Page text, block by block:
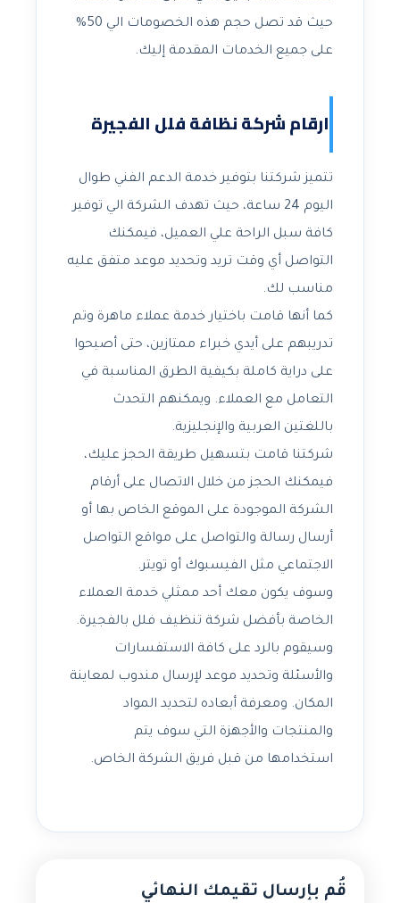
حيث قد تصل حجم هذه الخصومات الي 50%
على جميع الخدمات المقدمة إليك.
ارقام شركة نظافة فلل الفجيرة
تتميز شركتنا بتوفير خدمة الدعم الفني طوال
اليوم 24 ساعة، حيث تهدف الشركة الي توفير
كافة سبل الراحة علي العميل، فيمكنك
التواصل أي وقت تريد وتحديد موعد متفق عليه
مناسب لك.
كما أنها قامت باختيار خدمة عملاء ماهرة وتم
تدريبهم على أيدي خبراء ممتازين، حتى أصبحوا
على دراية كاملة بكيفية الطرق المناسبة في
التعامل مع العملاء. ويمكنهم التحدث
باللغتين العربية والإنجليزية.
شركتنا قامت بتسهيل طريقة الحجز عليك،
فيمكنك الحجز من خلال الاتصال على أرقام
الشركة الموجودة على الموقع الخاص بها أو
أرسال رسالة والتواصل على مواقع التواصل
الاجتماعي مثل الفيسبوك أو تويتر.
وسوف يكون معك أحد ممثلي خدمة العملاء
الخاصة بأفضل شركة تنظيف فلل بالفجيرة.
وسيقوم بالرد على كافة الاستفسارات
والأسئلة وتحديد موعد لإرسال مندوب لمعاينة
المكان. ومعرفة أبعاده لتحديد المواد
والمنتجات والأجهزة التي سوف يتم
استخدامها من قبل فريق الشركة الخاص.
قُم بإرسال تقيمك النهائي